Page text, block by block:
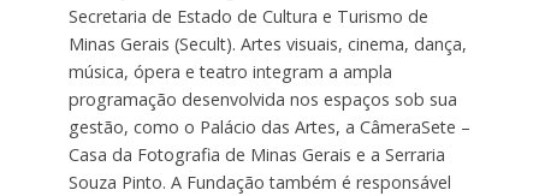
Secretaria de Estado de Cultura e Turismo de
Minas Gerais (Secult). Artes visuais, cinema, dança,
música, ópera e teatro integram a ampla
programação desenvolvida nos espaços sob sua
gestão, como o Palácio das Artes, a CâmeraSete –
Casa da Fotografia de Minas Gerais e a Serraria
Souza Pinto. A Fundação também é responsável